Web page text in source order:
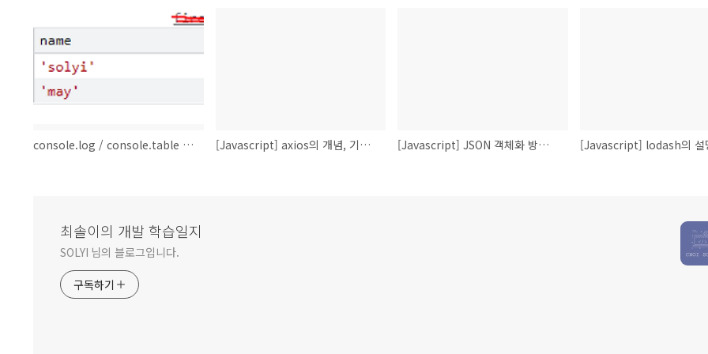
console.log / console.table / console.error / console.info / console.debug / console.warn / [Javascript] axios의 개념, 기본 예제 [Javascript] JSON 객체화 방법, 문자열화 방법
최솔이의 개발 학습일지
SOLYI 님의 블로그입니다.
구독하기